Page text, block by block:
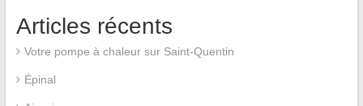
Articles récents
Votre pompe à chaleur sur Saint-Quentin
Épinal